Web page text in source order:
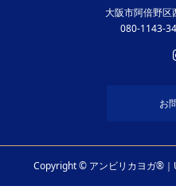
大阪市阿倍野区
080-1143-
お
Copyright © アンビリカヨガ®︎